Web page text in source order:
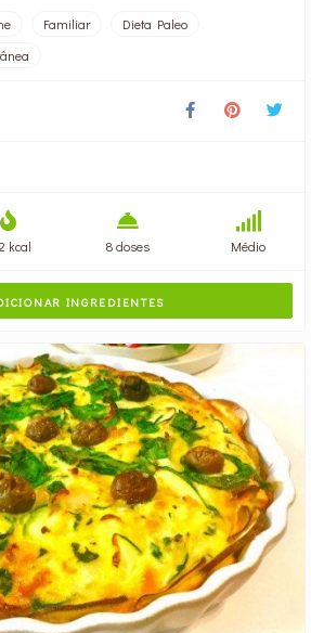
Familiar
Dieta Paleo
kcal 8 doses Médio
INGREDIENTES